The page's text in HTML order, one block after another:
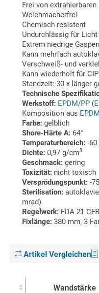
Frei von
Weichmacherfrei
Chemisch resistent
Undurchlässig für
Extrem niedrige
Kann mehrfach
Verschweiß- und
Kann wiederholt für
Standzeit: 30 x länger
Technische
Werkstoff: EPDM/PP (
Komposition aus EPDM
Farbe: gelblich
Shore-Härte A: 64°
Temperaturbereich:-60
Dichte: 0,97 g/cm3
Geschmack: gering
Toxizität: nicht toxisch
Versprödungspunkt: -
Sterilisation:
mrad)
Regelwerk: FDA 21
Fixlänge: 380 mm, 3
Artikel Vergleichen
Wandstärke